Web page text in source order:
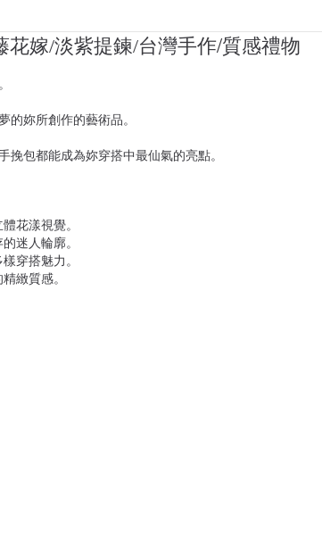
花嫁/淡紫提鍊/台灣手作/質感禮物
的妳所創作的藝術品。
包都能成為妳穿搭中最仙氣的亮點。
花漾視覺。
迷人輪廓。
穿搭魅力。
緻質感。